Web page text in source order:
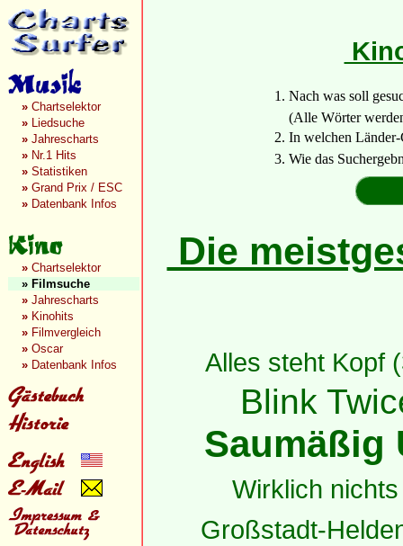
» Chartselektor
» Liedsuche
» Jahrescharts
» Nr.1 Hits
» Statistiken
» Grand Prix / ESC
» Datenbank Infos
» Chartselektor
» Filmsuche
» Jahrescharts
» Kinohits
» Filmvergleich
» Oscar
» Datenbank Infos
1. Nach was soll
(Alle Wörter
2. In welchen Länder-
3. Wie das
Die
Alles steht Kopf
Blink
Saumäßig
Wirklich
Großstadt-